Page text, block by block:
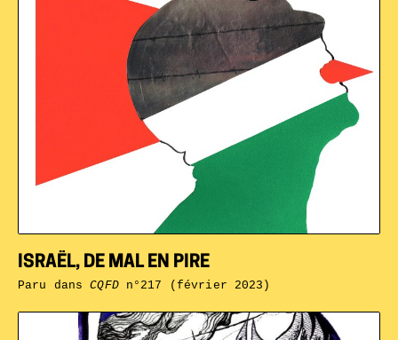
ISRAËL, DE MAL EN PIRE
Paru dansCQFDn°217 (février 2023)